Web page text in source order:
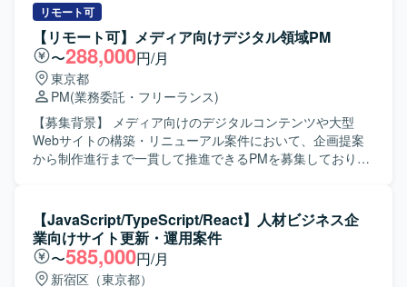
ーションを行います。
ていただきます。 ・グロースを見据えたLP、オンボーディ
ング、初回体験、継続利用体験の改善に取り組んでいただ
きます。 ・デザインシステムやコンポーネント設計の整備
および運用を行っていただきます。 ・エンジニアと協働
し、実装連携や仕様調整、UIの品質担保を行っていただき
ます。 【求める人物像】 ・チームでの成果創出を重視し、
関係部署と連携しながら制作を進行できる方を想定してお
ります。 ・作って終わりではなく、届けて・試して・改善
するプロセスに喜びを感じられる方を求めております。 ・
ダクトなど領域を横断して価値発揮したい方を想定してお
ります。 ・構造的に事象を捉え、ボトルネックを特定しな
がら改善に取り組める方を求めております。 ・限られた情
報から仮説を立て、高速でPDCAを回せる方を歓迎いたしま
す。 ・自ら手を動かし、事業数字に責任を持って取り組め
だきます。レスポンシブデザインへの対応や、デザインを
忠実に再現する実装も担当していただきます。 【求める人
物像】 デザイン意図を汲み取りながら、細部までこだわっ
てコーディングができる方を求めています。AIツールを活
用した効率的な開発に前向きで、チームメンバーと積極的
にコミュニケーションを取りながら作業を進められる方が
望ましいです。 【ポジションの魅力】 AIツールを積極的に
活用できる環境で、最新のAI活用ノウハウを実務を通じて
身につけることができます。メンバー同士のコミュニケー
デザインカンプにFigma／XD／Photoshop等を使用し、フ
ロントエンド実装にHTML／CSS／JavaScriptを用いた環境
です。
リモート可
【リモート可】メディア向けデジタル領域PM
〜288,000円/月
東京都
PM(業務委託・フリーランス)
【募集背景】 メディア向けのデジタルコンテンツや大型
Webサイトの構築・リニューアル案件において、企画提案
から制作進行まで一貫して推進できるPMを募集しておりま
および制作進行を担当していただきます。番組担当者への
ヒアリングを行い、得られた内容をもとに社内外メンバー
への指示や進行管理、チーム内の予算管理を行っていただ
きます。また、クライアント、エンジニア、デザイナー、
【JavaScript/TypeScript/React】人材ビジネス企
業向けサイト更新・運用案件
〜585,000円/月
新宿区（東京都）